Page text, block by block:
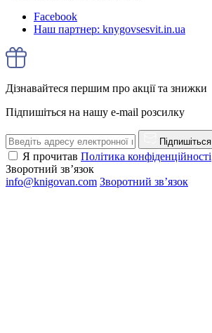
Facebook
Наш партнер: knygovsesvit.in.ua
Дізнавайтеся першим про акції та знижки
Підпишіться на нашу e-mail розсилку
Підпишіться
Я прочитав Політика конфіденційності
Зворотний зв’язок
info@knigovan.com Зворотний зв’язок